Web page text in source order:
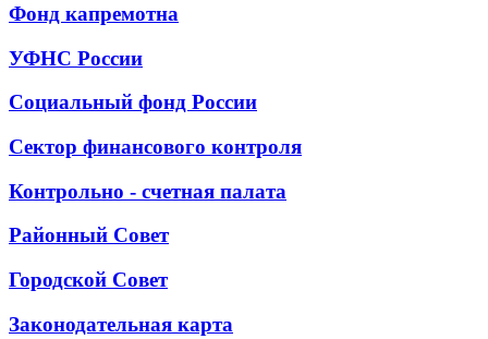
Фонд капремотна
УФНС России
Социальный фонд России
Сектор финансового контроля
Контрольно - счетная палата
Районный Совет
Городской Совет
Законодательная карта